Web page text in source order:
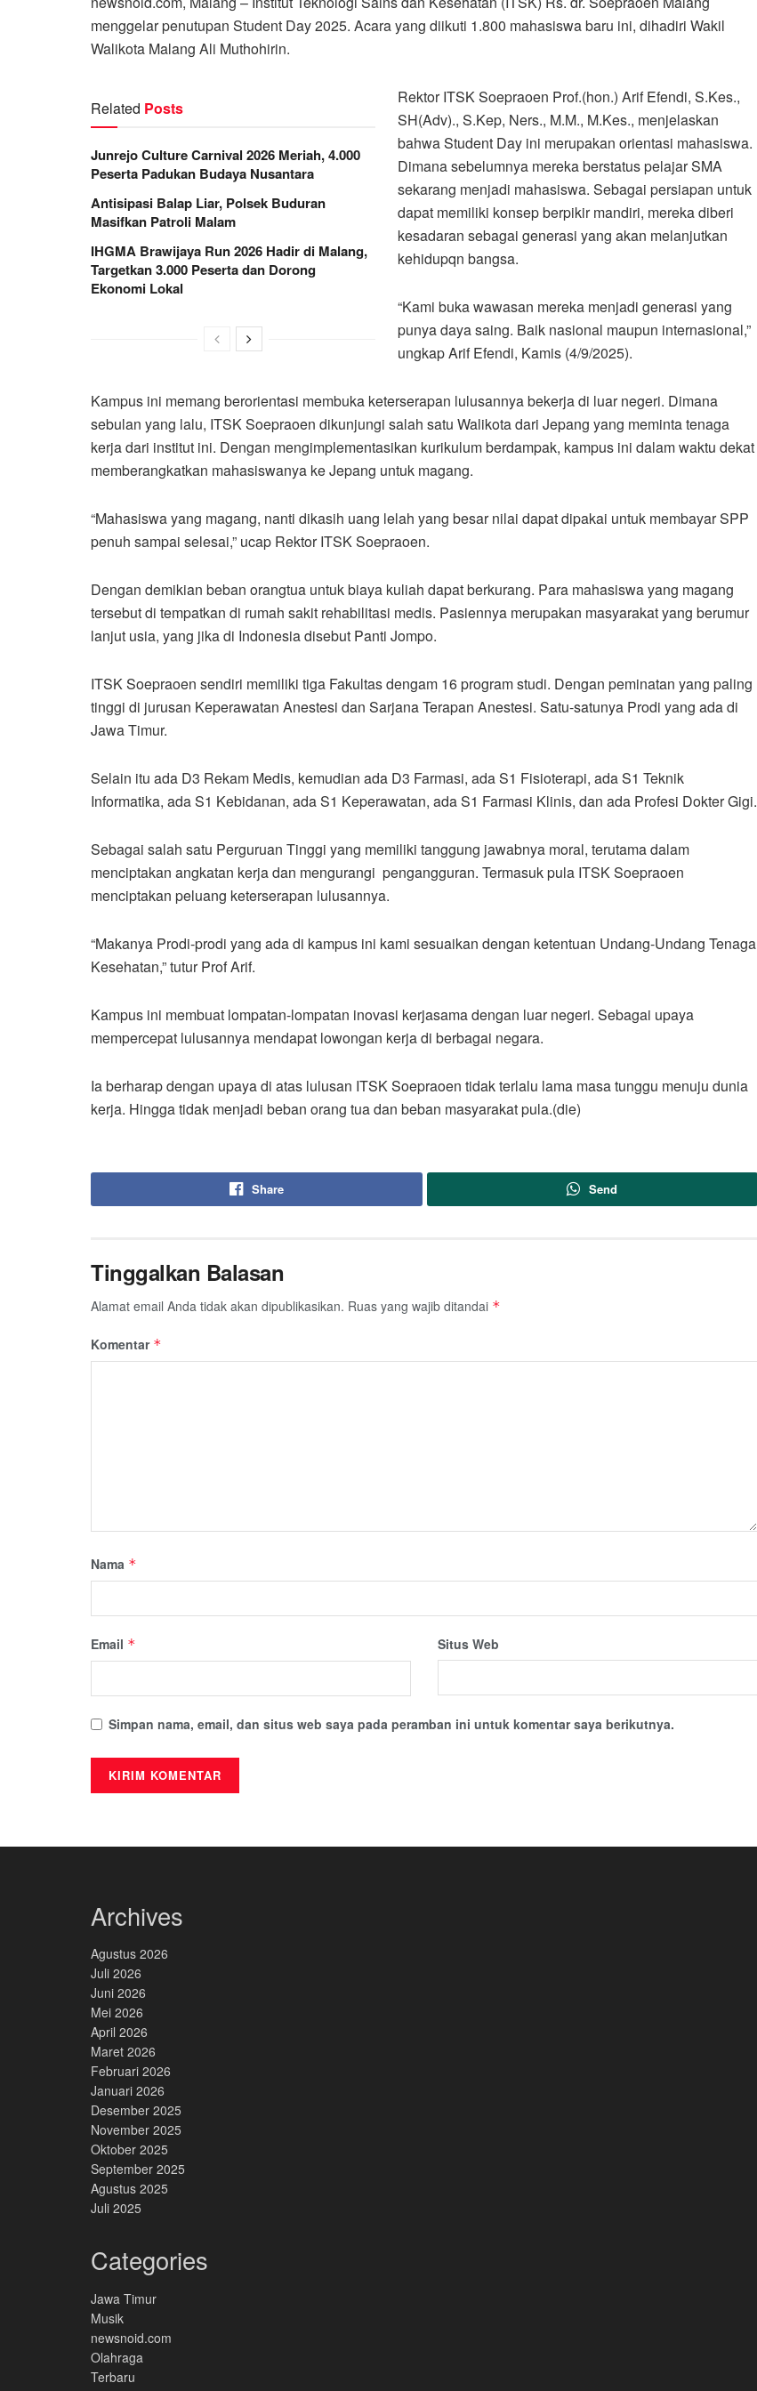
menggelar penutupan Student Day 2025. Acara yang diikuti 1.800 mahasiswa baru ini, dihadiri Wakil
Walikota Malang Ali Muthohirin.
Related Posts
Junrejo Culture Carnival 2026 Meriah, 4.000
Peserta Padukan Budaya Nusantara
Antisipasi Balap Liar, Polsek Buduran
Masifkan Patroli Malam
IHGMA Brawijaya Run 2026 Hadir di Malang,
Targetkan 3.000 Peserta dan Dorong
Ekonomi Lokal
Rektor ITSK Soepraoen Prof.(hon.) Arif Efendi, S.Kes.,
SH(Adv)., S.Kep, Ners., M.M., M.Kes., menjelaskan
bahwa Student Day ini merupakan orientasi mahasiswa.
Dimana sebelumnya mereka berstatus pelajar SMA
sekarang menjadi mahasiswa. Sebagai persiapan untuk
dapat memiliki konsep berpikir mandiri, mereka diberi
kesadaran sebagai generasi yang akan melanjutkan
kehidupqn bangsa.
“Kami buka wawasan mereka menjadi generasi yang
punya daya saing. Baik nasional maupun internasional,”
ungkap Arif Efendi, Kamis (4/9/2025).
Kampus ini memang berorientasi membuka keterserapan lulusannya bekerja di luar negeri. Dimana
sebulan yang lalu, ITSK Soepraoen dikunjungi salah satu Walikota dari Jepang yang meminta tenaga
kerja dari institut ini. Dengan mengimplementasikan kurikulum berdampak, kampus ini dalam waktu dekat
memberangkatkan mahasiswanya ke Jepang untuk magang.
“Mahasiswa yang magang, nanti dikasih uang lelah yang besar nilai dapat dipakai untuk membayar SPP
penuh sampai selesai,” ucap Rektor ITSK Soepraoen.
Dengan demikian beban orangtua untuk biaya kuliah dapat berkurang. Para mahasiswa yang magang
tersebut di tempatkan di rumah sakit rehabilitasi medis. Pasiennya merupakan masyarakat yang berumur
lanjut usia, yang jika di Indonesia disebut Panti Jompo.
ITSK Soepraoen sendiri memiliki tiga Fakultas dengam 16 program studi. Dengan peminatan yang paling
tinggi di jurusan Keperawatan Anestesi dan Sarjana Terapan Anestesi. Satu-satunya Prodi yang ada di
Jawa Timur.
Selain itu ada D3 Rekam Medis, kemudian ada D3 Farmasi, ada S1 Fisioterapi, ada S1 Teknik
Informatika, ada S1 Kebidanan, ada S1 Keperawatan, ada S1 Farmasi Klinis, dan ada Profesi Dokter Gigi.
Sebagai salah satu Perguruan Tinggi yang memiliki tanggung jawabnya moral, terutama dalam
menciptakan angkatan kerja dan mengurangi pengangguran. Termasuk pula ITSK Soepraoen
menciptakan peluang keterserapan lulusannya.
“Makanya Prodi-prodi yang ada di kampus ini kami sesuaikan dengan ketentuan Undang-Undang Tenaga
Kesehatan,” tutur Prof Arif.
Kampus ini membuat lompatan-lompatan inovasi kerjasama dengan luar negeri. Sebagai upaya
mempercepat lulusannya mendapat lowongan kerja di berbagai negara.
Ia berharap dengan upaya di atas lulusan ITSK Soepraoen tidak terlalu lama masa tunggu menuju dunia
kerja. Hingga tidak menjadi beban orang tua dan beban masyarakat pula.(die)
Share Send
Tinggalkan Balasan
Alamat email Anda tidak akan dipublikasikan. Ruas yang wajib ditandai *
Komentar *
Nama *
Email * Situs Web
Simpan nama, email, dan situs web saya pada peramban ini untuk komentar saya berikutnya.
Archives
Agustus 2026
Juli 2026
Juni 2026
Mei 2026
April 2026
Maret 2026
Februari 2026
Januari 2026
Desember 2025
November 2025
Oktober 2025
September 2025
Agustus 2025
Juli 2025
Categories
Jawa Timur
Musik
newsnoid.com
Olahraga
Terbaru